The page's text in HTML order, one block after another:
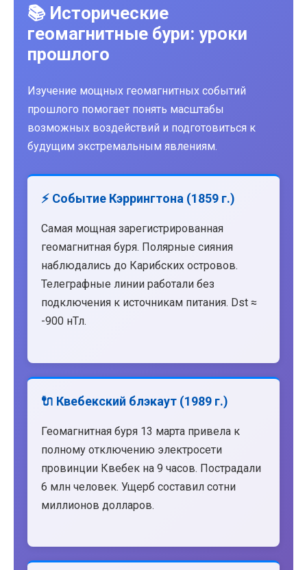
📚 Исторические
геомагнитные бури: уроки
прошлого
Изучение мощных геомагнитных событий
прошлого помогает понять масштабы
возможных воздействий и подготовиться к
будущим экстремальным явлениям.
⚡ Событие Кэррингтона (1859 г.)
Самая мощная зарегистрированная
геомагнитная буря. Полярные сияния
наблюдались до Карибских островов.
Телеграфные линии работали без
подключения к источникам питания. Dst ≈
-900 нТл.
🔌 Квебекский блэкаут (1989 г.)
Геомагнитная буря 13 марта привела к
полному отключению электросети
провинции Квебек на 9 часов. Пострадали
6 млн человек. Ущерб составил сотни
миллионов долларов.